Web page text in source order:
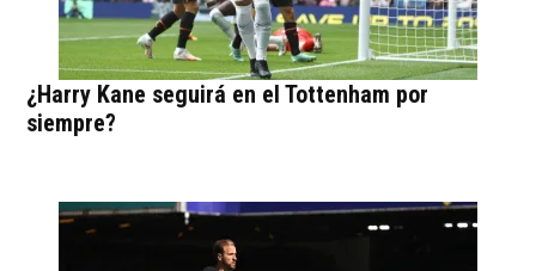
¿Harry Kane seguirá en el Tottenham por
siempre?